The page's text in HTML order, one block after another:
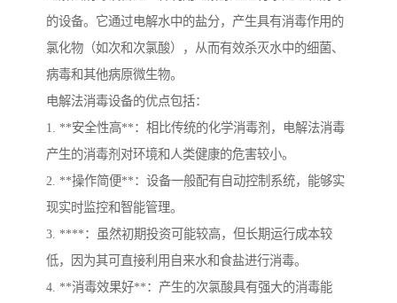
的设备。它通过电解水中的盐分，产生具有消毒作用的
氯化物（如次和次氯酸），从而有效杀灭水中的细菌、
病毒和其他病原微生物。
电解法消毒设备的优点包括：
1. **安全性高**：相比传统的化学消毒剂，电解法消毒
产生的消毒剂对环境和人类健康的危害较小。
2. **操作简便**：设备一般配有自动控制系统，能够实
现实时监控和智能管理。
3. ****：虽然初期投资可能较高，但长期运行成本较
低，因为其可直接利用自来水和食盐进行消毒。
4. **消毒效果好**：产生的次氯酸具有强大的消毒能